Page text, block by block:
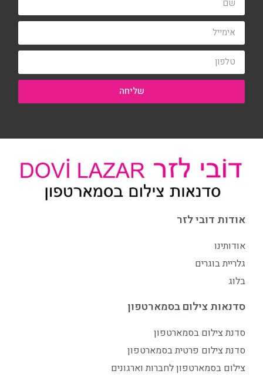
שליחה
אודות דובי לזר
אודותינו
גלריית בוגרים
בלוג
סדנאות צילום בסמארטפון
סדנת צילום בסמארטפון
סדנת צילום פרטית בסמארטפון
צילום בסמארטפון לחברות וארגונים